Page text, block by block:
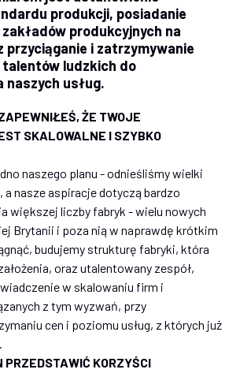
produkcji, posiadanie
produkcyjnych na
przyciąganie i zatrzymywanie
talentów ludzkich do
naszych usług.
ŻE TWOJE
SKALOWALNE I SZYBKO
naszego planu - odnieśliśmy wielki
a nasze aspiracje dotyczą bardzo
większej liczby fabryk - wielu nowych
Brytanii i poza nią w naprawdę krótkim
budujemy strukturę fabryki, która
oraz utalentowany zespół,
w skalowaniu firm i
z tym wyzwań, przy
cen i poziomu usług, z których już
PRZEDSTAWIĆ KORZYŚCI